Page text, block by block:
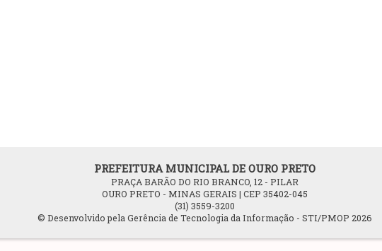
PREFEITURA MUNICIPAL DE OURO PRETO
PRAÇA BARÃO DO RIO BRANCO, 12 - PILAR
OURO PRETO - MINAS GERAIS | CEP 35402-045
(31) 3559-3200
© Desenvolvido pela Gerência de Tecnologia da Informação - STI/PMOP 2026